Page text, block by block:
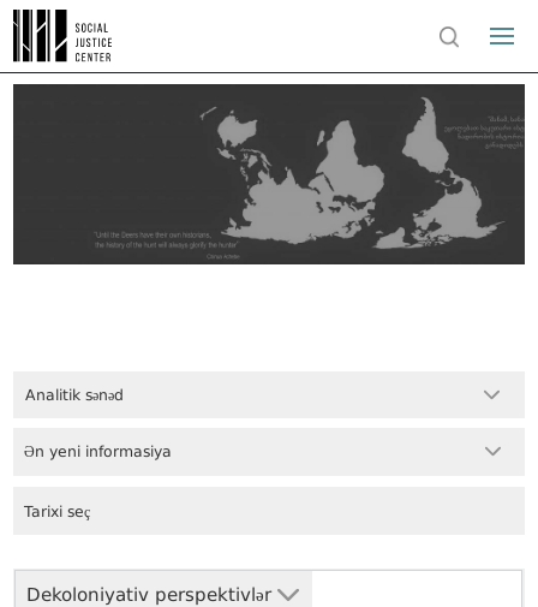
Analitik sənəd
Dekoloniyativ perspektivlər
Ən yeni informasiya